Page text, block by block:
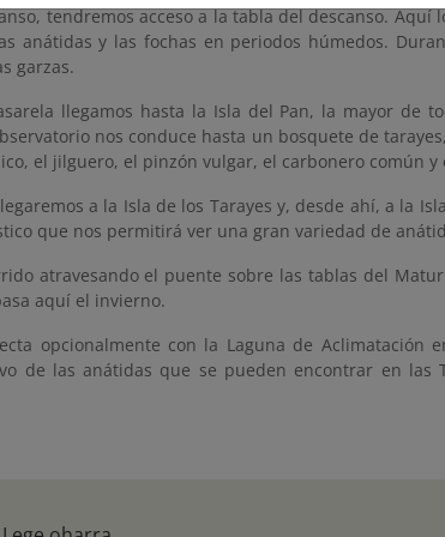
tendremos acceso a la tabla del descanso. Aquí
anátidas y las fochas en periodos húmedos.
garzas.
llegamos hasta la Isla del Pan, la mayor de
nos conduce hasta un bosquete de
el jilguero, el pinzón vulgar, el carbonero común
a la Isla de los Tarayes y, desde ahí, a la
que nos permitirá ver una gran variedad de
atravesando el puente sobre las tablas del
aquí el invierno.
opcionalmente con la Laguna de Aclimatación
de las anátidas que se pueden encontrar en las